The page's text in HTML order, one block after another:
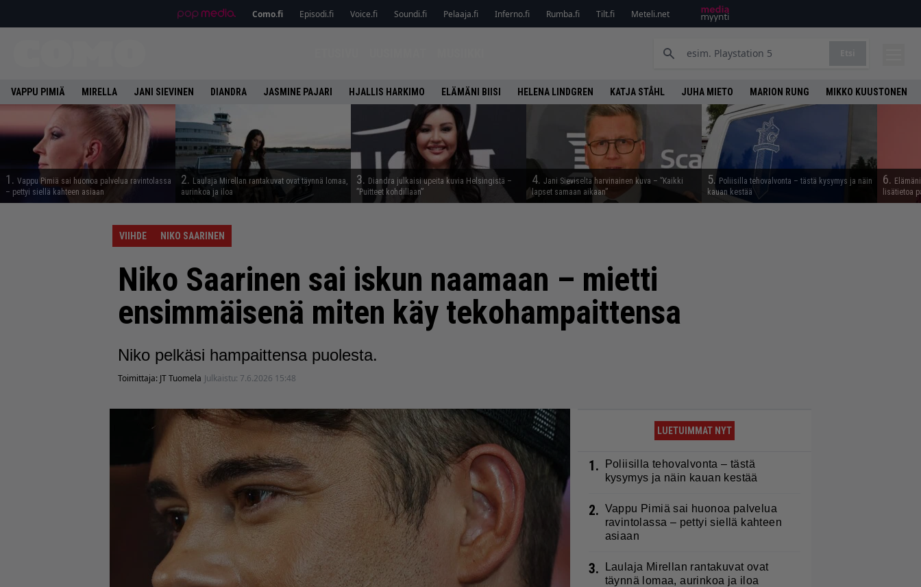
Como.fi Episodi.fi Voice.fi Soundi.fi Pelaaja.fi Inferno.fi Rumba.fi Tilt.fi Meteli.net
VAPPU PIMIÄ MIRELLA JANI SIEVINEN DIANDRA JASMINE PAJARI HJALLIS HARKIMO ELÄMÄNI BIISI HELENA LINDGREN KATJA STÅHL JUHA MIETO MARION RUNG MIKKO KUUSTONEN
1. Vappu Pimiä sai huonoa palvelua ravintolassa
– pettyi siellä kahteen asiaan
2. Laulaja Mirellan rantakuvat ovat täynnä lomaa,
aurinkoa ja iloa
3. Diandra julkaisi upeita kuvia Helsingistä –
”Puitteet kohdillaan”
4. Jani Sieviseltä harvinainen kuva – ”Kaikki
lapset samaan aikaan”
5. Poliisilla tehovalvonta – tästä kysymys ja näin
kauan kestää
6.
lisätietoa
VIIHDE NIKO SAARINEN
Niko Saarinen sai iskun naamaan – mietti
ensimmäisenä miten käy tekohampaittensa
Niko pelkäsi hampaittensa puolesta.
Toimittaja: JT Tuomela Julkaistu: 7.6.2026 15:48
LUETUIMMAT NYT
1.
Poliisilla tehovalvonta – tästä
kysymys ja näin kauan kestää
2. Vappu Pimiä sai huonoa palvelua
ravintolassa – pettyi siellä kahteen
asiaan
3.
Laulaja Mirellan rantakuvat ovat
täynnä lomaa, aurinkoa ja iloa